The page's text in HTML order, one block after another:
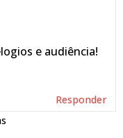
e audiência!
Responder